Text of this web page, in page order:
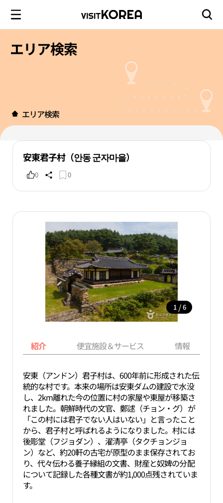
エリア検索
エリア検索
安東君子村（안동 군자마을）
0 0
1 / 6
紹介 便宜施設＆サービス 情報
安東（アンドン）君子村は、600年前に形成された伝
統的な村です。本来の場所は安東ダムの建設で水没
し、2km離れた今の位置に村の家屋や東屋が移築さ
れました。朝鮮時代の文官、鄭逑（チョン・グ）が
「この村には君子でない人はいない」と言ったこと
から、君子村と呼ばれるようになりました。村には
後彫堂（フジョダン）、濯清亭（タクチョンジョ
ン）など、約20軒の古宅が原型のまま保存されてお
り、代々伝わる養子縁組の文書、財産と奴婢の分配
について記録した各種文書が約1,000点残されていま
す。